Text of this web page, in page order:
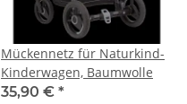
Mückennetz für Naturkind-
Kinderwagen, Baumwolle
35,90 € *